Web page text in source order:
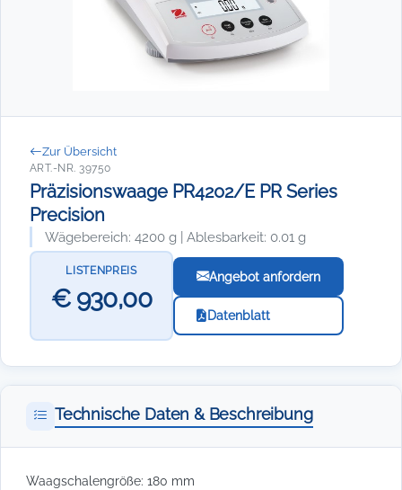
Zur Übersicht
ART.-NR. 39750
Präzisionswaage PR4202/E PR Series
Precision
Wägebereich: 4200 g | Ablesbarkeit: 0.01 g
LISTENPREIS
€ 930,00
Angebot anfordern
Datenblatt
Technische Daten & Beschreibung
Waagschalengröße: 180 mm